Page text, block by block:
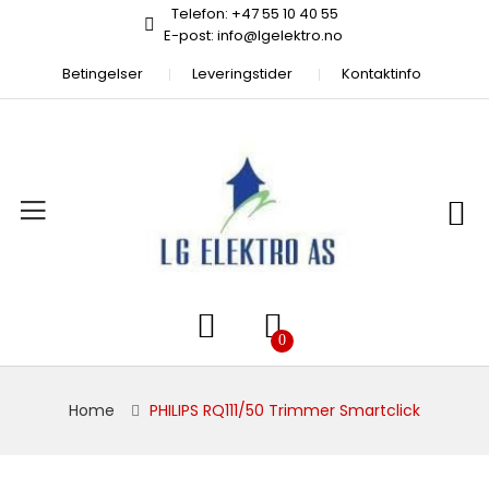
Telefon: +47 55 10 40 55
E-post: info@lgelektro.no
Betingelser
Leveringstider Kontaktinfo
Home PHILIPS RQ111/50 Trimmer Smartclick